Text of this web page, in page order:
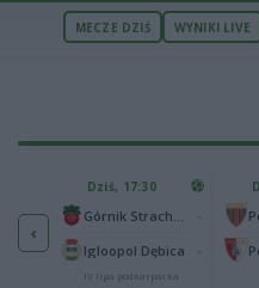
MECZE DZIŚ WYNIKI LIVE
‹
65
25
Dziś, 17:30
Igloopol Dębica
IV liga podkarpacka